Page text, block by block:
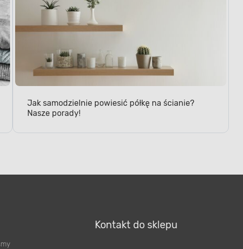
Jak samodzielnie powiesić półkę na ścianie?
Nasze porady!
Kontakt do sklepu